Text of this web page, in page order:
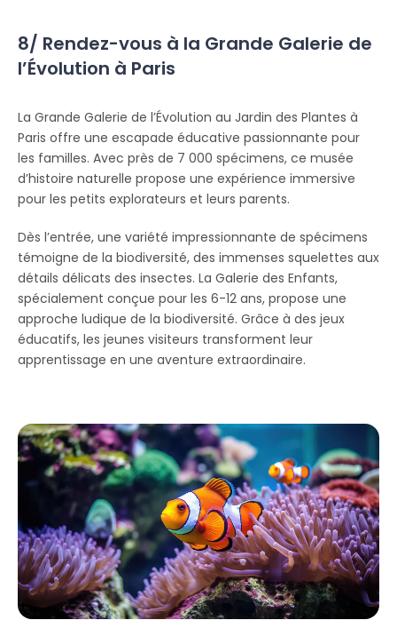
8/ Rendez-vous à la Grande Galerie de
l’Évolution à Paris
La Grande Galerie de l’Évolution au Jardin des Plantes à
Paris offre une escapade éducative passionnante pour
les familles. Avec près de 7 000 spécimens, ce musée
d’histoire naturelle propose une expérience immersive
pour les petits explorateurs et leurs parents.
Dès l’entrée, une variété impressionnante de spécimens
témoigne de la biodiversité, des immenses squelettes aux
détails délicats des insectes. La Galerie des Enfants,
spécialement conçue pour les 6-12 ans, propose une
approche ludique de la biodiversité. Grâce à des jeux
éducatifs, les jeunes visiteurs transforment leur
apprentissage en une aventure extraordinaire.